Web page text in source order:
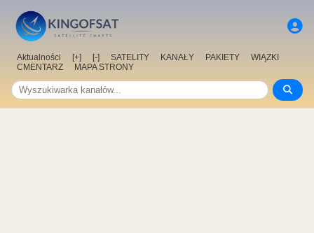
Aktualności [+] [-] SATELITY KANAŁY PAKIETY
WIĄZKI
CMENTARZ
MAPA STRONY